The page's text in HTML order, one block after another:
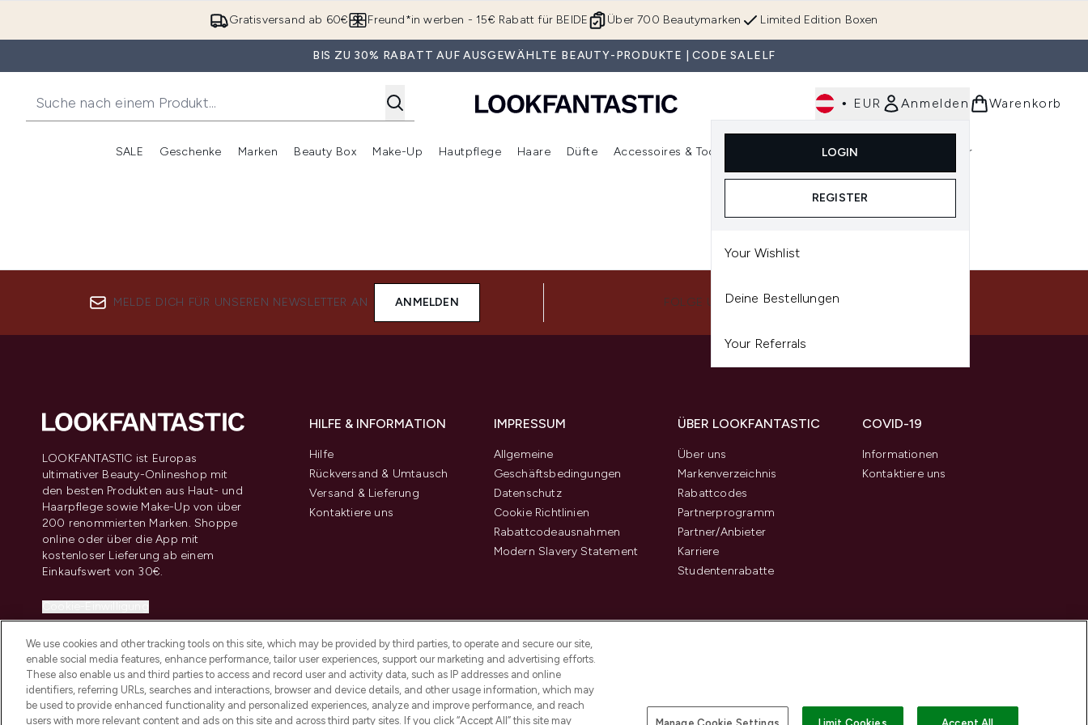
Zum Hauptinhalt springen
Gratisversand ab 60€ Limited Edition Boxen
Über 700 Beautymarken
Freund*in werben - 15€ Rabatt für BEIDE
BIS ZU 30% RABATT AUF AUSGEWÄHLTE BEAUTY-PRODUKTE | CODE SALELF
• EUR Anmelden
LOGIN
REGISTER
Your Wishlist
Deine Bestellungen
Your Referrals
Warenkorb
SALE
Untermenü Anmelden (SALE)
Geschenke
Untermenü Anmelden (Geschenke)
Marken
Untermenü Anmelden (Marken)
Beauty Box
Untermenü Anmelden (Beauty Box)
Make-Up
Untermenü Anmelden (Make-Up)
Hautpflege
Untermenü Anmelden (Hautpflege)
Haare
Untermenü Anmelden (Haare)
Düfte Accessoires & Tools
Untermenü Anmelden (Accessoires & Tools)
Im Trend & Neu Männer
MELDE DICH FÜR UNSEREN NEWSLETTER AN ANMELDEN FOLGE UNS
LOOKFANTASTIC ist Europas
ultimativer Beauty-Onlineshop mit
den besten Produkten aus Haut- und
Haarpflege sowie Make-Up von über
200 renommierten Marken. Shoppe
online oder über die App mit
kostenloser Lieferung ab einem
Einkaufswert von 30€.
Information
HILFE & INFORMATION
Hilfe
Rückversand & Umtausch
Versand & Lieferung
Kontaktiere uns
IMPRESSUM
Allgemeine
Geschäftsbedingungen
Datenschutz
Cookie Richtlinien
Rabattcodeausnahmen
Modern Slavery Statement
ÜBER LOOKFANTASTIC
Über uns
Markenverzeichnis
Rabattcodes
Partnerprogramm
Partner/Anbieter
Karriere
Studentenrabatte
COVID-19
Informationen
Kontaktiere uns
We use cookies and other tracking tools on this site, which may be provided by third parties, to operate and secure our site,
enable social media features, enhance performance, tailor user experiences, support our marketing and advertising efforts.
These also enable us and third parties to access and record user and activity data, such as IP addresses and online
identifiers, referring URLs, searches and interactions, browser and device details, and other usage information, which may
be used to provide enhanced functionality and personalized experiences, analyze and improve performance, and reach
users with more relevant content and ads on this site and across third party sites. If you click “Accept All” this site may